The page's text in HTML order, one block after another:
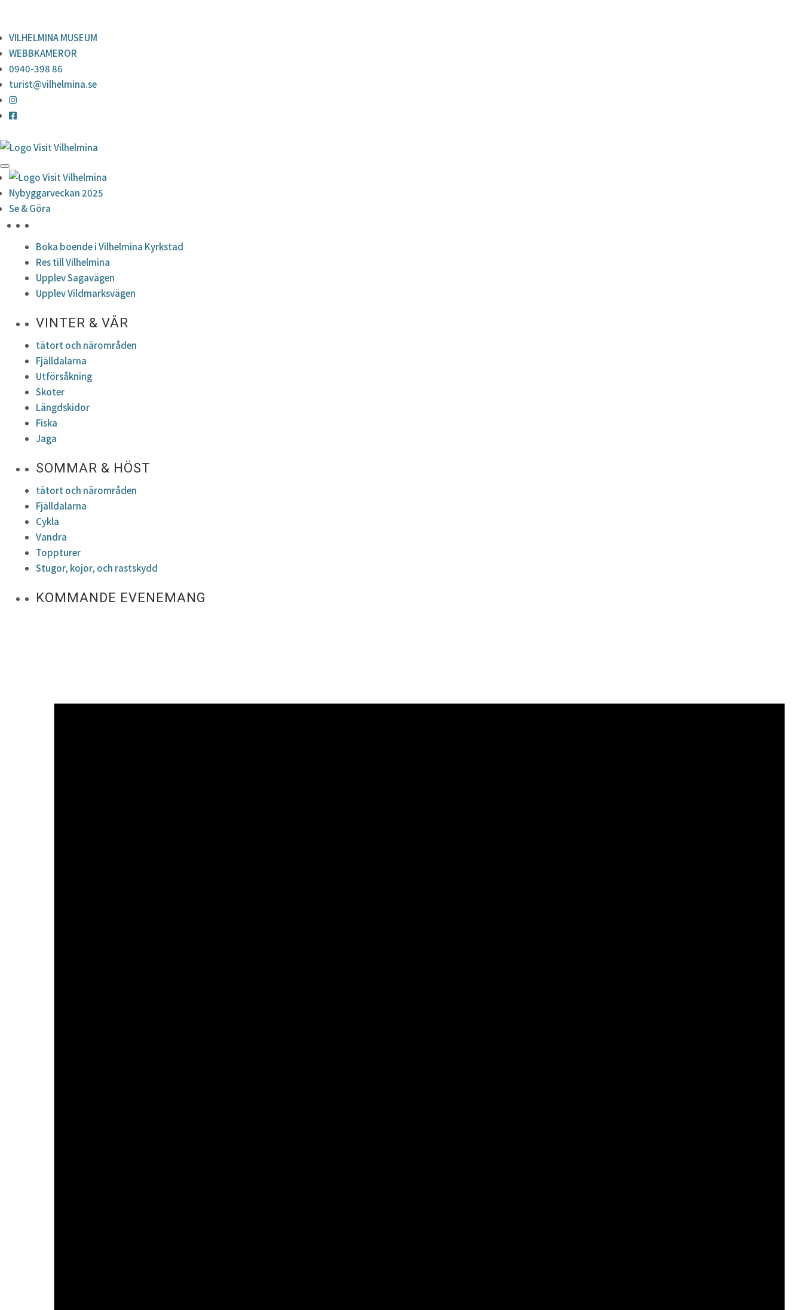
VILHELMINA MUSEUM
WEBBKAMEROR
0940-398 86
turist@vilhelmina.se
Nybyggarveckan 2025
Se & Göra
Boka boende i Vilhelmina Kyrkstad
Res till Vilhelmina
Upplev Sagavägen
Upplev Vildmarksvägen
VINTER & VÅR
tätort och närområden
Fjälldalarna
Utförsåkning
Skoter
Längdskidor
Fiska
Jaga
SOMMAR & HÖST
tätort och närområden
Fjälldalarna
Cykla
Vandra
Toppturer
Stugor, kojor, och rastskydd
KOMMANDE EVENEMANG